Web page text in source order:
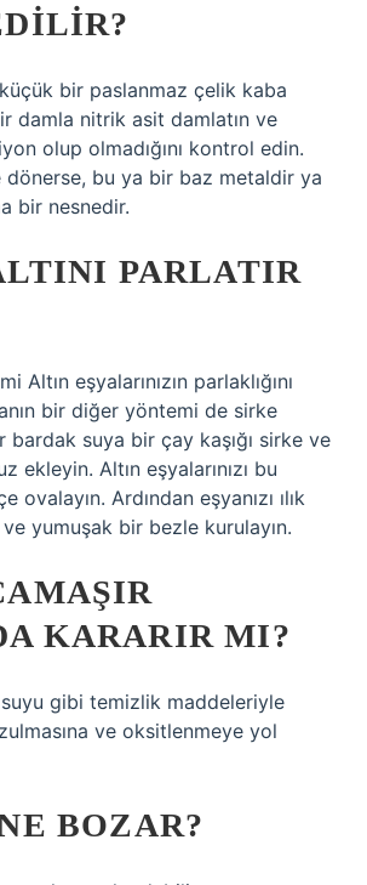
küçük bir paslanmaz çelik kaba
damla nitrik asit damlatın ve
olup olmadığını kontrol edin.
dönerse, bu ya bir baz metaldir ya
bir nesnedir.
PARLATIR
Altın eşyalarınızın parlaklığını
bir diğer yöntemi de sirke
bardak suya bir çay kaşığı sirke ve
ekleyin. Altın eşyalarınızı bu
ovalayın. Ardından eşyanızı ılık
yumuşak bir bezle kurulayın.
KARARIR MI?
suyu gibi temizlik maddeleriyle
ve oksitlenmeye yol
BOZAR?